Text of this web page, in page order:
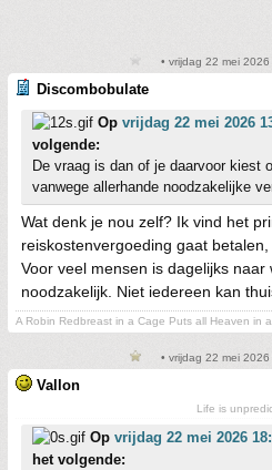
• vrijdag 22 mei
Discombobulate
Op vrijdag 22 mei 2026
volgende:
De vraag is dan of je daarvoor kiest
vanwege allerhande noodzakelijke
Wat denk je nou zelf? Ik vind het
reiskostenvergoeding gaat
Voor veel mensen is dagelijks
noodzakelijk. Niet iedereen kan
A Robin Redbreast in a Cage Puts all Heaven in a
• vrijdag 22 mei
Vallon
Life is
Op vrijdag 22 mei 2026
het volgende: